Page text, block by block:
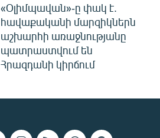
«Օլիմպավան»-ը փակ է.
հավաքականի մարզիկներն
աշխարհի առաջնությանը
պատրաստվում են
Հրազդանի կիրճում